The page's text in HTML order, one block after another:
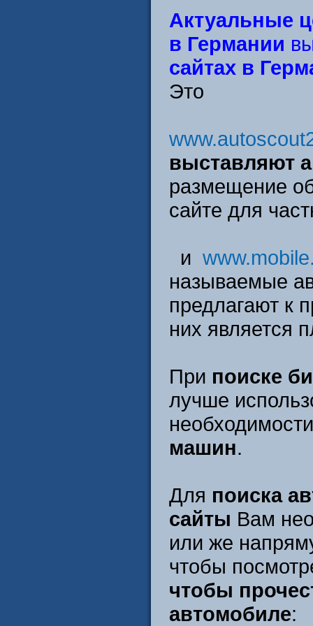
Актуальные
в Германии
сайтах в
Это
выставляют
размещение
сайте для
и
называемые
предлагают к
них является
При поиске
лучше
машин.
Для поиска
сайты Вам
или же
чтобы
чтобы
автомобиле: